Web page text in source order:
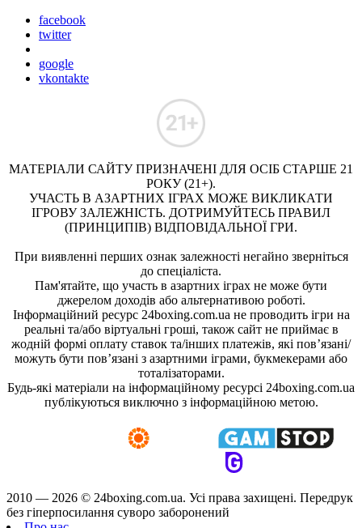
facebook
twitter
google
vkontakte
МАТЕРІАЛИ САЙТУ ПРИЗНАЧЕНІ ДЛЯ ОСІБ СТАРШЕ 21
РОКУ (21+).
УЧАСТЬ В АЗАРТНИХ ІГРАХ МОЖЕ ВИКЛИКАТИ
ІГРОВУ ЗАЛЕЖНІСТЬ. ДОТРИМУЙТЕСЬ ПРАВИЛ
(ПРИНЦИПІВ) ВІДПОВІДАЛЬНОЇ ГРИ.
При виявленні перших ознак залежності негайно зверніться
до спеціаліста.
Пам'ятайте, що участь в азартних іграх не може бути
джерелом доходів або альтернативою роботі.
Інформаційний ресурс 24boxing.com.ua не проводить ігри на
реальні та/або віртуальні гроші, також сайт не приймає в
жодній формі оплату ставок та/інших платежів, які пов’язані/
можуть бути пов’язані з азартними іграми, букмекерами або
тоталізаторами.
Будь-які матеріали на інформаційному ресурсі 24boxing.com.ua
публікуються виключно з інформаційною метою.
2010 — 2026 © 24boxing.com.ua. Усi права захищенi. Передрук
без гіперпосилання суворо заборонений